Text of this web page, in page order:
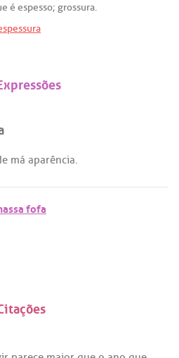
é espesso; grossura.
má aparência.
fofa